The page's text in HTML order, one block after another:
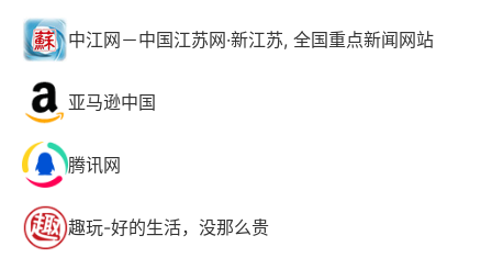
中江网－中国江苏网·新江苏, 全国重点新闻网站
亚马逊中国
腾讯网
趣玩-好的生活，没那么贵